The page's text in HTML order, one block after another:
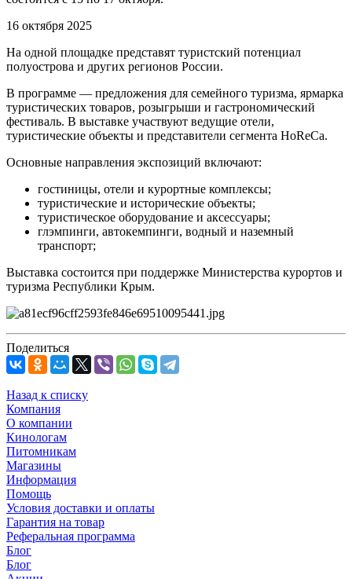
16 октября 2025
На одной площадке представят туристский потенциал
полуострова и других регионов России.
В программе — предложения для семейного туризма, ярмарка
туристических товаров, розыгрыши и гастрономический
фестиваль. В выставке участвуют ведущие отели,
туристические объекты и представители сегмента HoReCa.
Основные направления экспозиций включают:
гостиницы, отели и курортные комплексы;
туристические и исторические объекты;
туристическое оборудование и аксессуары;
глэмпинги, автокемпинги, водный и наземный
транспорт;
Выставка состоится при поддержке Министерства курортов и
туризма Республики Крым.
Поделиться
Назад к списку
Компания
О компании
Кинологам
Питомникам
Магазины
Информация
Помощь
Условия доставки и оплаты
Гарантия на товар
Реферальная программа
Блог
Блог